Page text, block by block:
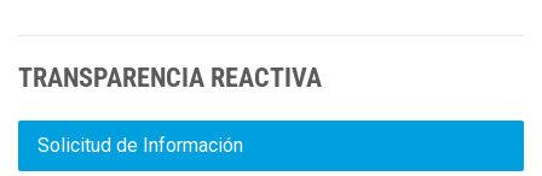
TRANSPARENCIA REACTIVA
Solicitud de Información